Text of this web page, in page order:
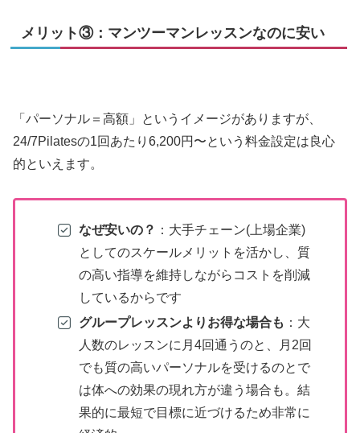
メリット③：マンツーマンレッスンなのに安い
「パーソナル＝高額」というイメージがありますが、
24/7Pilatesの1回あたり6,200円〜という料金設定は良心
的といえます。
なぜ安いの？ ：大手チェーン(上場企業)
としてのスケールメリットを活かし、質
の高い指導を維持しながらコストを削減
しているからです
グループレッスンよりお得な場合も ：大
人数のレッスンに月4回通うのと、月2回
でも質の高いパーソナルを受けるのとで
は体への効果の現れ方が違う場合も。結
果的に最短で目標に近づけるため非常に